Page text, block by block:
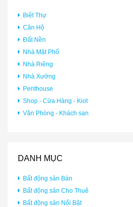
Biệt Thự
Căn Hộ
Đất Nền
Nhà Mặt Phố
Nhà Riêng
Nhà Xưởng
Penthouse
Shop - Cửa Hàng - Kiot
Văn Phòng - Khách sạn
DANH MỤC
Bất động sản Bán
Bất động sản Cho Thuê
Bất động sản Nổi Bật